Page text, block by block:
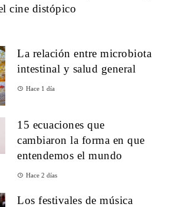
cine distópico
La relación entre microbiota
intestinal y salud general
Hace 1 día
15 ecuaciones que
cambiaron la forma en que
entendemos el mundo
Hace 2 días
Los festivales de música